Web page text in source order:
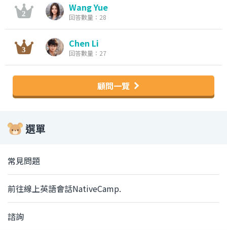
Wang Yue
回答數量：28
Chen Li
回答數量：27
顧問一覽
選單
常見問題
前往線上英語會話NativeCamp.
諮詢